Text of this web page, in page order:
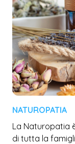
NATUROPATIA
La Naturopatia
di tutta la